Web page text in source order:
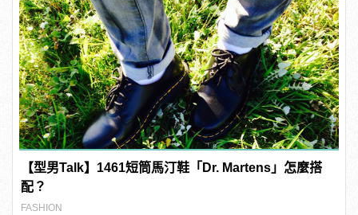
【型男Talk】1461短筒馬汀鞋「Dr. Martens」怎麼搭
配？
FASHION